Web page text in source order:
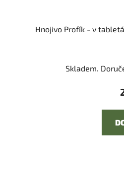
Hnojivo Profík - v
Skladem.